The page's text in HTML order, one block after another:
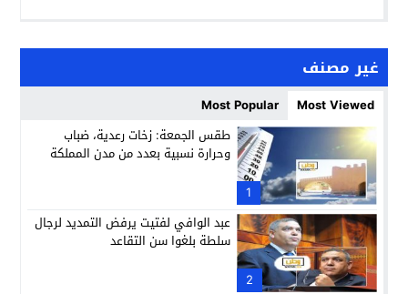
غير مصنف
Most Viewed
Most Popular
1
طقس الجمعة: زخات رعدية، ضباب
وحرارة نسبية بعدد من مدن المملكة
2
عبد الوافي لفتيت يرفض التمديد لرجال
سلطة بلغوا سن التقاعد